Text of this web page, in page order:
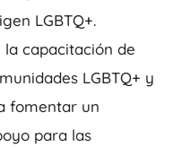
LGBTQ+.
capacitación de
LGBTQ+ y
fomentar un
para las